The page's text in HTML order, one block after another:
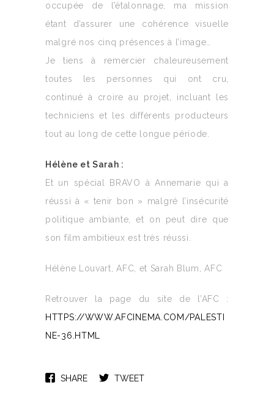
occupée de l’étalonnage, ma mission
étant d’assurer une cohérence visuelle
malgré nos cinq présences à l’image…
Je tiens à remercier chaleureusement
toutes les personnes qui ont cru,
continué à croire au projet, incluant les
techniciens et les différents producteurs
tout au long de cette longue période.
Hélène et Sarah :
Et un spécial BRAVO à Annemarie qui a
réussi à « tenir bon » malgré l’insécurité
politique ambiante, et on peut dire que
son film ambitieux est très réussi.
Hélène Louvart, AFC, et Sarah Blum, AFC
Retrouver la page du site de l’AFC :
HTTPS://WWW.AFCINEMA.COM/PALESTI
NE-36.HTML
SHARE TWEET